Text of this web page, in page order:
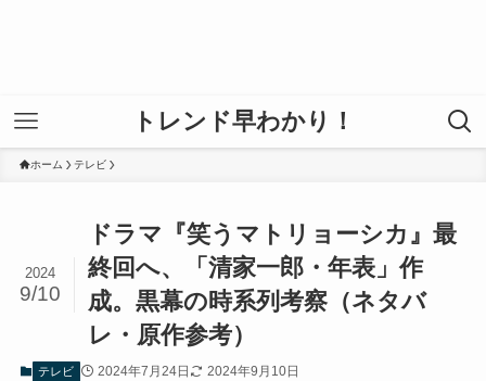
トレンド早わかり！
ホーム テレビ
ドラマ『笑うマトリョーシカ』最
終回へ、「清家一郎・年表」作
成。黒幕の時系列考察（ネタバ
レ・原作参考）
2024
9/10
テレビ 2024年7月24日 2024年9月10日